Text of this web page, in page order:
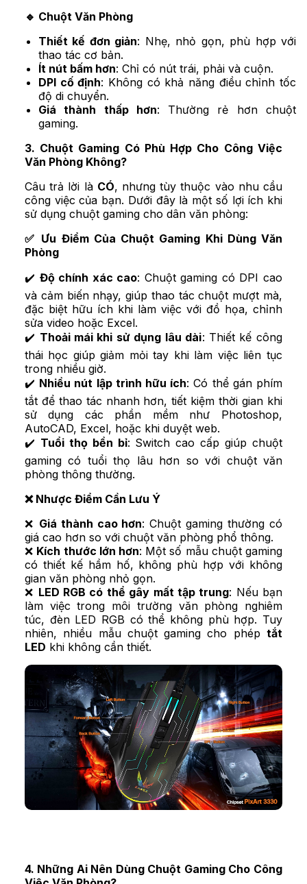
🔹 Chuột Văn Phòng
Thiết kế đơn giản: Nhẹ, nhỏ gọn, phù hợp với
thao tác cơ bản.
Ít nút bấm hơn: Chỉ có nút trái, phải và cuộn.
DPI cố định: Không có khả năng điều chỉnh tốc
độ di chuyển.
Giá thành thấp hơn: Thường rẻ hơn chuột
gaming.
3. Chuột Gaming Có Phù Hợp Cho Công Việc
Văn Phòng Không?
Câu trả lời là CÓ, nhưng tùy thuộc vào nhu cầu
công việc của bạn. Dưới đây là một số lợi ích khi
sử dụng chuột gaming cho dân văn phòng:
✅ Ưu Điểm Của Chuột Gaming Khi Dùng Văn
Phòng
✔️ Độ chính xác cao: Chuột gaming có DPI cao
và cảm biến nhạy, giúp thao tác chuột mượt mà,
đặc biệt hữu ích khi làm việc với đồ họa, chỉnh
sửa video hoặc Excel.
✔️ Thoải mái khi sử dụng lâu dài: Thiết kế công
thái học giúp giảm mỏi tay khi làm việc liên tục
trong nhiều giờ.
✔️ Nhiều nút lập trình hữu ích: Có thể gán phím
tắt để thao tác nhanh hơn, tiết kiệm thời gian khi
sử dụng các phần mềm như Photoshop,
AutoCAD, Excel, hoặc khi duyệt web.
✔️ Tuổi thọ bền bỉ: Switch cao cấp giúp chuột
gaming có tuổi thọ lâu hơn so với chuột văn
phòng thông thường.
❌ Nhược Điểm Cần Lưu Ý
❌ Giá thành cao hơn: Chuột gaming thường có
giá cao hơn so với chuột văn phòng phổ thông.
❌ Kích thước lớn hơn: Một số mẫu chuột gaming
có thiết kế hầm hố, không phù hợp với không
gian văn phòng nhỏ gọn.
❌ LED RGB có thể gây mất tập trung: Nếu bạn
làm việc trong môi trường văn phòng nghiêm
túc, đèn LED RGB có thể không phù hợp. Tuy
nhiên, nhiều mẫu chuột gaming cho phép tắt
LED khi không cần thiết.
4. Những Ai Nên Dùng Chuột Gaming Cho Công